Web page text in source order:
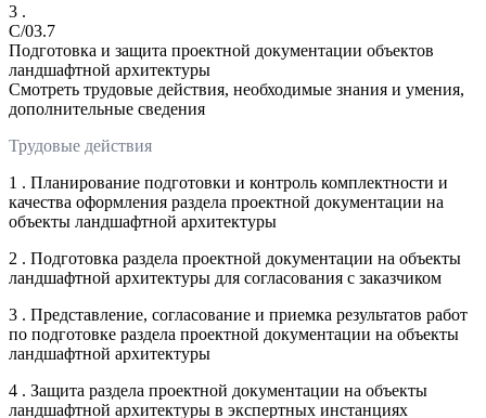
3 .
C/03.7
Подготовка и защита проектной документации объектов
ландшафтной архитектуры
Смотреть трудовые действия, необходимые знания и умения,
дополнительные сведения
Трудовые действия
1 . Планирование подготовки и контроль комплектности и
качества оформления раздела проектной документации на
объекты ландшафтной архитектуры
2 . Подготовка раздела проектной документации на объекты
ландшафтной архитектуры для согласования с заказчиком
3 . Представление, согласование и приемка результатов работ
по подготовке раздела проектной документации на объекты
ландшафтной архитектуры
4 . Защита раздела проектной документации на объекты
ландшафтной архитектуры в экспертных инстанциях